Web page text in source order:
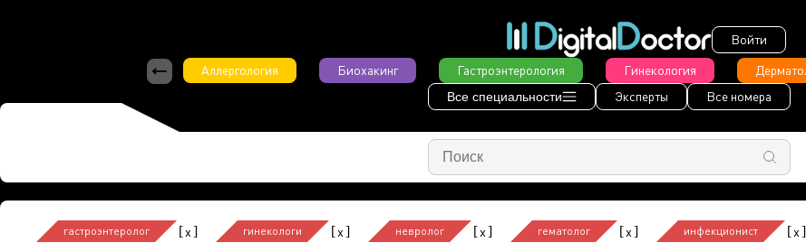
Войти
Аллергология
Биохакинг Гастроэнтерология Гинекология
Все специальности Эксперты Все номера
гастроэнтеролог [x] гинекологи [x] невролог [x] гематолог [x] инфекционист [x]